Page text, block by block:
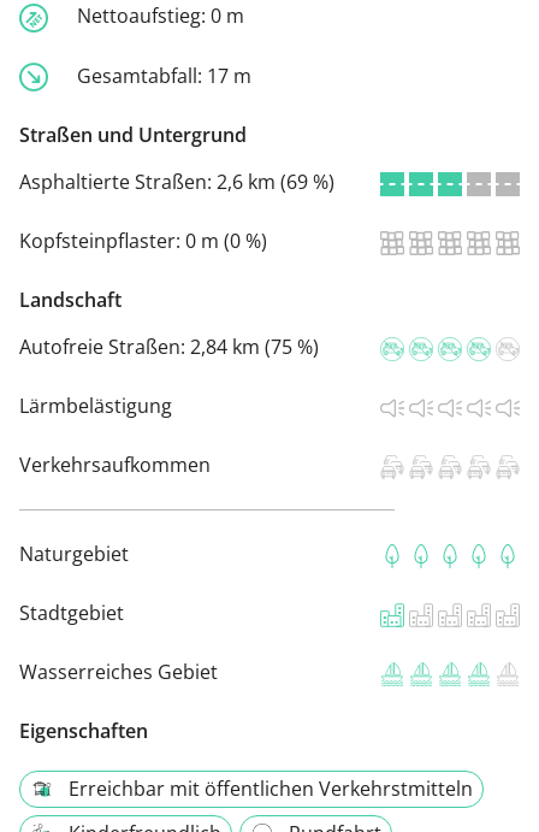
Nettoaufstieg: 0 m
Gesamtabfall: 17 m
Straßen und Untergrund
Asphaltierte Straßen: 2,6 km (69 %)
Kopfsteinpflaster: 0 m (0 %)
Landschaft
Autofreie Straßen: 2,84 km (75 %)
Lärmbelästigung
Verkehrsaufkommen
Naturgebiet
Stadtgebiet
Wasserreiches Gebiet
Eigenschaften
Erreichbar mit öffentlichen Verkehrstmitteln